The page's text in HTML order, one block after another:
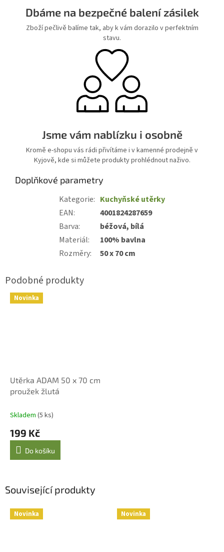
Dbáme na bezpečné balení zásilek
Zboží pečlivě balíme tak, aby k vám dorazilo v perfektním
stavu.
Jsme vám nablízku i osobně
Kromě e-shopu vás rádi přivítáme i v kamenné prodejně v
Kyjově, kde si můžete produkty prohlédnout naživo.
Doplňkové parametry
Kategorie: Kuchyňské utěrky
EAN:
4001824287659
Barva:
béžová, bílá
Materiál:
100% bavlna
Rozměry: 50 x 70 cm
Novinka
Utěrka ADAM 50 x 70 cm
proužek žlutá
Skladem (5 ks)
199 Kč
Do košíku
Související produkty
Novinka Novinka